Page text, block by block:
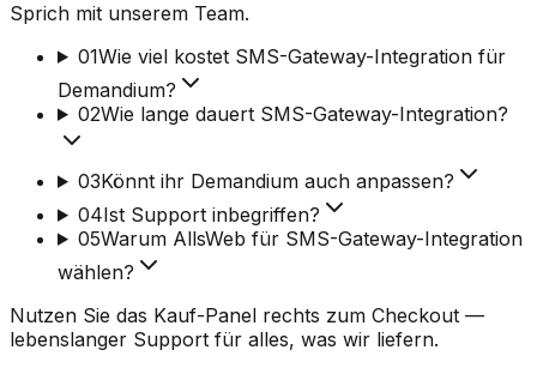
Sprich mit unserem Team.
01Wie viel kostet SMS-Gateway-Integration für
Demandium?
02Wie lange dauert SMS-Gateway-Integration?
03Könnt ihr Demandium auch anpassen?
04Ist Support inbegriffen?
05Warum AllsWeb für SMS-Gateway-Integration
wählen?
Nutzen Sie das Kauf-Panel rechts zum Checkout —
lebenslanger Support für alles, was wir liefern.